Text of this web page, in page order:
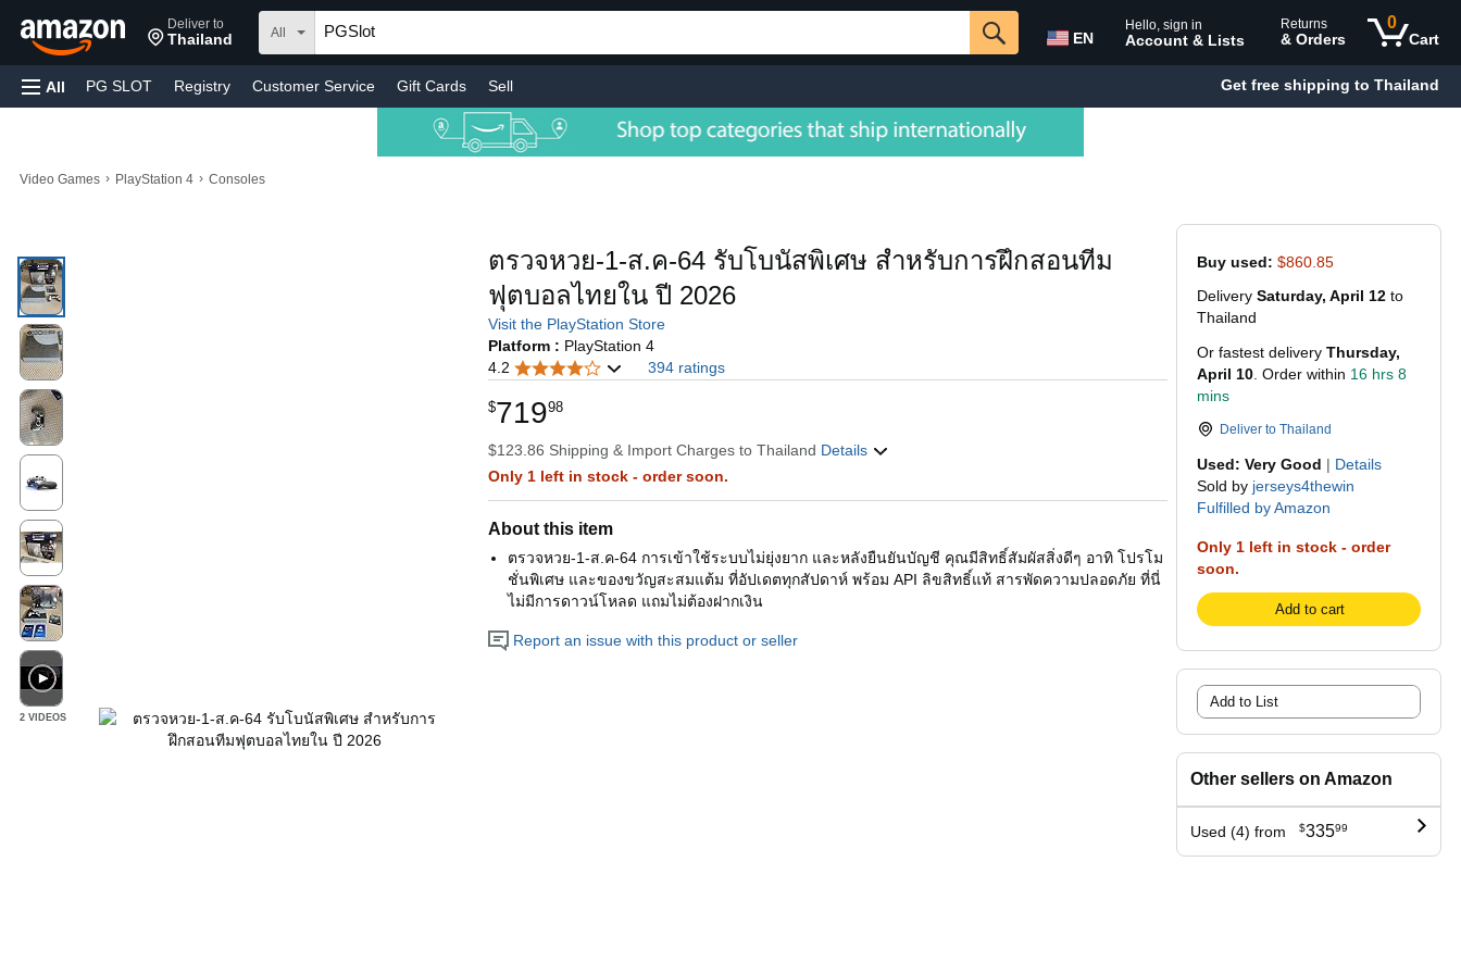
Deliver to
Thailand All EN
Hello, sign in
Account & Lists
Returns
& Orders
0
Cart
All PG SLOT Registry Customer Service Gift Cards Sell Get free shipping to Thailand
Video Games › PlayStation 4 › Consoles
Buy used: $860.85
Delivery Saturday, April 12 to
Thailand
Or fastest delivery Thursday,
April 10 . Order within 16 hrs 8
mins
Deliver to Thailand
Used: Very Good | Details
Sold by jerseys4thewin
Fulfilled by Amazon
Only 1 left in stock - order
soon.
Add to cart
Add to List
Other sellers on Amazon
Used (4) from $33599
2 VIDEOS
ตรวจหวย-1-ส.ค-64 รับโบนัสพิเศษ สำหรับการฝึกสอนทีม
ฟุตบอลไทยใน ปี 2026
Visit the PlayStation Store
Platform : PlayStation 4
4.2
394 ratings
$71998
$123.86 Shipping & Import Charges to Thailand Details
Only 1 left in stock - order soon.
About this item
ตรวจหวย-1-ส.ค-64 การเข้าใช้ระบบไม่ยุ่งยาก และหลังยืนยันบัญชี คุณมีสิทธิ์สัมผัสสิ่งดีๆ อาทิ โปรโม
ชั่นพิเศษ และของขวัญสะสมแต้ม ที่อัปเดตทุกสัปดาห์ พร้อม API ลิขสิทธิ์แท้ สารพัดความปลอดภัย ที่นี่
ไม่มีการดาวน์โหลด แถมไม่ต้องฝากเงิน
Report an issue with this product or seller